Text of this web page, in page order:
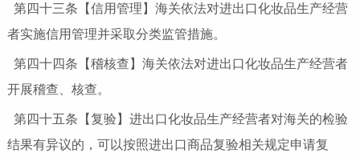
第四十三条【信用管理】海关依法对进出口化妆品生产经营
者实施信用管理并采取分类监管措施。
第四十四条【稽核查】海关依法对进出口化妆品生产经营者
开展稽查、核查。
第四十五条【复验】进出口化妆品生产经营者对海关的检验
结果有异议的，可以按照进出口商品复验相关规定申请复